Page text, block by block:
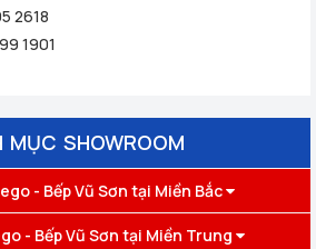
2618
1901
MỤC SHOWROOM
- Bếp Vũ Sơn tại Miền Bắc
- Bếp Vũ Sơn tại Miền Trung